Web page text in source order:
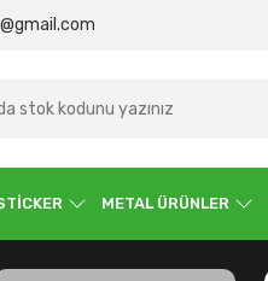
METAL ÜRÜNLER